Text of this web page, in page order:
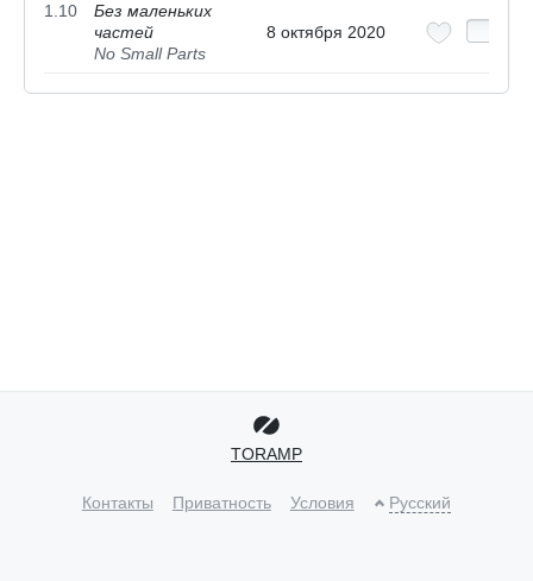
1.10
Без маленьких
частей
No Small Parts
8 октября 2020
TORAMP
Контакты Приватность Условия Русский